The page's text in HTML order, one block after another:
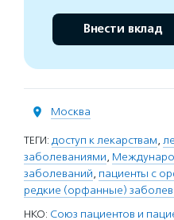
Внести вклад
Москва
ТЕГИ: доступ к лекарствам,
заболеваниями,
заболеваний, пациенты с
редкие (орфанные)
НКО: Союз пациентов и